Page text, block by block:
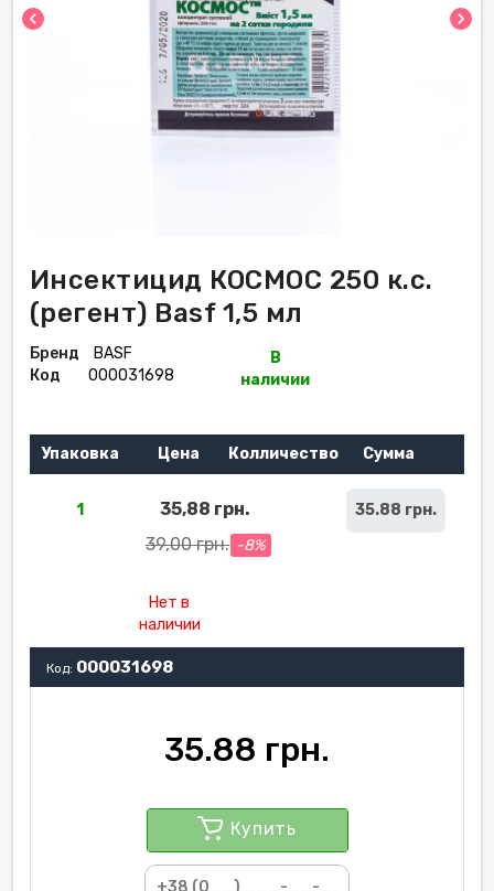
chevron_left chevron_right
Инсектицид КОСМОС 250 к.с.
(регент) Basf 1,5 мл
Бренд
BASF
Код
000031698
В
наличии
Упаковка Цена Колличество Сумма
1
35,88 грн.
39,00 грн. -8%
Нет в
наличии
35.88 грн.
Код: 000031698
35.88 грн.
Купить